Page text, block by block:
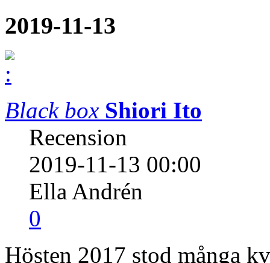
2019-11-13
Black box Shiori Ito
Recension
2019-11-13 00:00
Ella Andrén
0
Hösten 2017 stod många